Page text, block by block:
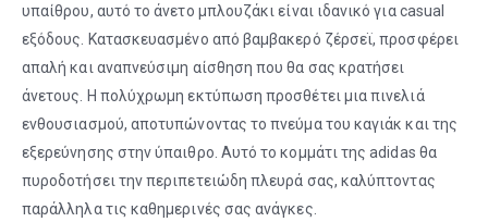
υπαίθρου, αυτό το άνετο μπλουζάκι είναι ιδανικό για casual
εξόδους. Κατασκευασμένο από βαμβακερό ζέρσεϊ, προσφέρει
απαλή και αναπνεύσιμη αίσθηση που θα σας κρατήσει
άνετους. Η πολύχρωμη εκτύπωση προσθέτει μια πινελιά
ενθουσιασμού, αποτυπώνοντας το πνεύμα του καγιάκ και της
εξερεύνησης στην ύπαιθρο. Αυτό το κομμάτι της adidas θα
πυροδοτήσει την περιπετειώδη πλευρά σας, καλύπτοντας
παράλληλα τις καθημερινές σας ανάγκες.